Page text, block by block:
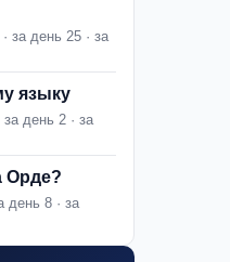
за день 25 · за
языку
за день 2 · за
Орде?
день 8 · за